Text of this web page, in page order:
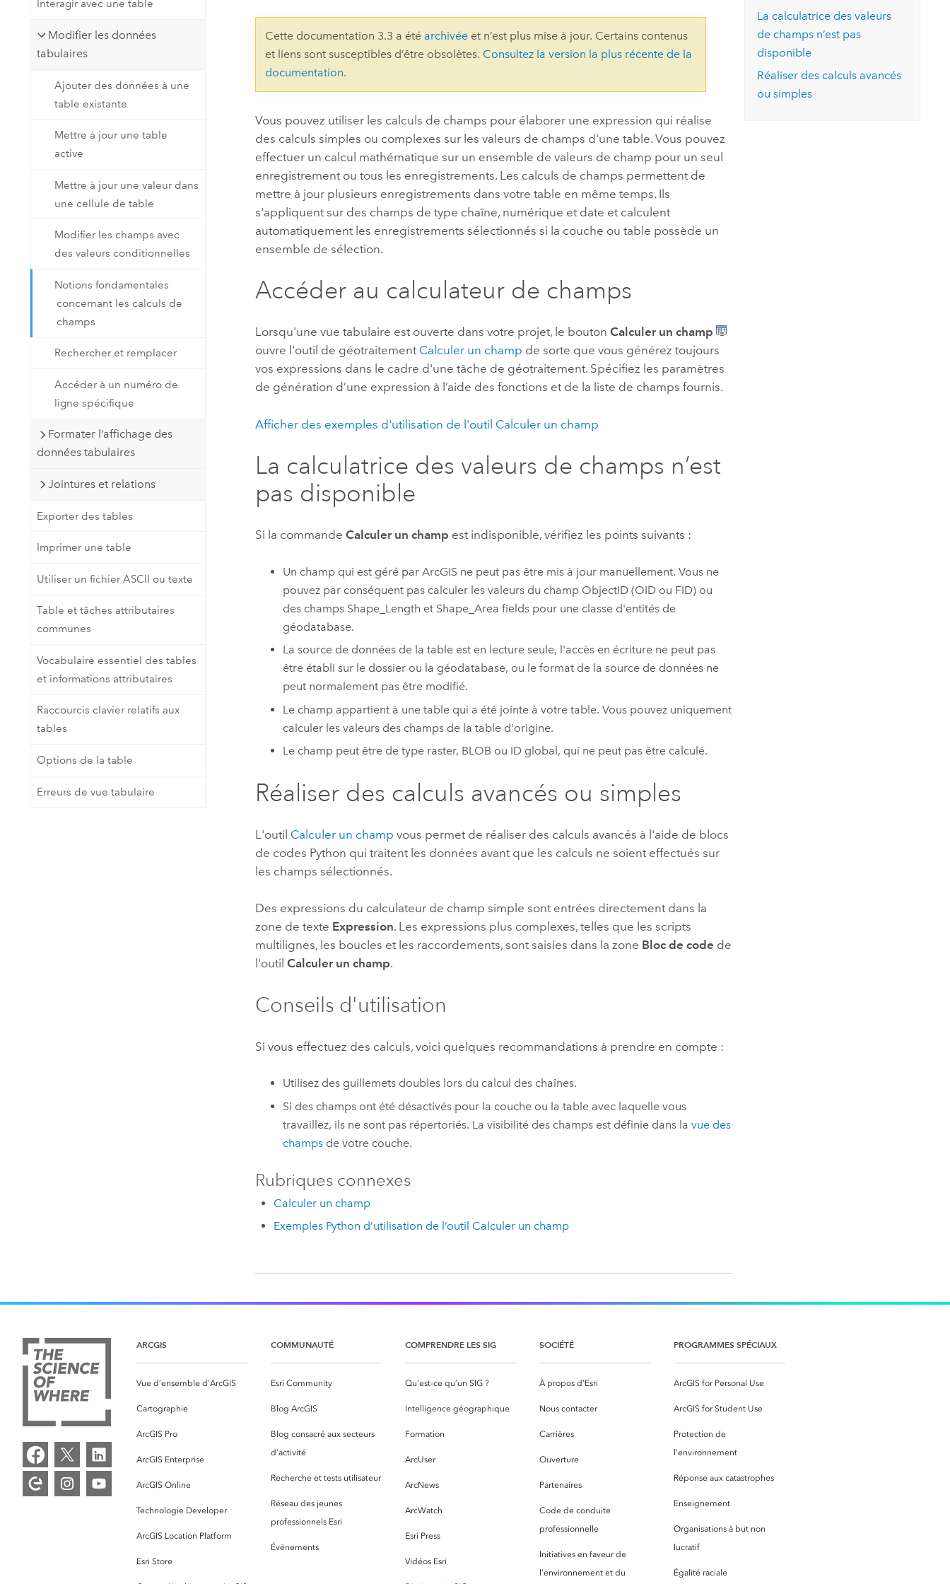
Créer des applications de
Tous les produits
Découvrir ArcGIS Pro
Explorer ce cours
professionnels et
technologiques
perspectives et
tendances de
l’univers
Tous les récits
Lire le récit
Interagir avec une table
Modifier les données
tabulaires
Ajouter des données à une
table existante
Mettre à jour une table
active
Mettre à jour une valeur dans
une cellule de table
Modifier les champs avec
des valeurs conditionnelles
Notions fondamentales
concernant les calculs de
champs
Rechercher et remplacer
Accéder à un numéro de
ligne spécifique
Formater l’affichage des
données tabulaires
Jointures et relations
Exporter des tables
Imprimer une table
Utiliser un fichier ASCII ou texte
Table et tâches attributaires
communes
Vocabulaire essentiel des tables
et informations attributaires
Raccourcis clavier relatifs aux
tables
Options de la table
Erreurs de vue tabulaire
Cette documentation 3.3 a été archivée et n’est plus mise à jour. Certains contenus
et liens sont susceptibles d’être obsolètes. Consultez la version la plus récente de la
documentation.
Vous pouvez utiliser les calculs de champs pour élaborer une expression qui réalise
des calculs simples ou complexes sur les valeurs de champs d'une table. Vous pouvez
effectuer un calcul mathématique sur un ensemble de valeurs de champ pour un seul
enregistrement ou tous les enregistrements. Les calculs de champs permettent de
mettre à jour plusieurs enregistrements dans votre table en même temps. Ils
s'appliquent sur des champs de type chaîne, numérique et date et calculent
automatiquement les enregistrements sélectionnés si la couche ou table possède un
ensemble de sélection.
Accéder au calculateur de champs
Lorsqu'une vue tabulaire est ouverte dans votre projet, le boutonCalculer un champ
ouvre l'outil de géotraitement Calculer un champ de sorte que vous générez toujours
vos expressions dans le cadre d'une tâche de géotraitement. Spécifiez les paramètres
de génération d’une expression à l’aide des fonctions et de la liste de champs fournis.
Afficher des exemples d'utilisation de l'outil Calculer un champ
La calculatrice des valeurs de champs n’est
pas disponible
Si la commandeCalculer un champ est indisponible, vérifiez les points suivants :
Un champ qui est géré par ArcGIS ne peut pas être mis à jour manuellement. Vous ne
pouvez par conséquent pas calculer les valeurs du champ ObjectID (OID ou FID) ou
des champs Shape_Length et Shape_Area fields pour une classe d'entités de
géodatabase.
La source de données de la table est en lecture seule, l'accès en écriture ne peut pas
être établi sur le dossier ou la géodatabase, ou le format de la source de données ne
peut normalement pas être modifié.
Le champ appartient à une table qui a été jointe à votre table. Vous pouvez uniquement
calculer les valeurs des champs de la table d'origine.
Le champ peut être de type raster, BLOB ou ID global, qui ne peut pas être calculé.
Réaliser des calculs avancés ou simples
L'outil Calculer un champ vous permet de réaliser des calculs avancés à l'aide de blocs
de codes Python qui traitent les données avant que les calculs ne soient effectués sur
les champs sélectionnés.
Des expressions du calculateur de champ simple sont entrées directement dans la
zone de texte Expression. Les expressions plus complexes, telles que les scripts
multilignes, les boucles et les raccordements, sont saisies dans la zone Bloc de code de
l'outilCalculer un champ.
Conseils d'utilisation
Si vous effectuez des calculs, voici quelques recommandations à prendre en compte :
Utilisez des guillemets doubles lors du calcul des chaînes.
Si des champs ont été désactivés pour la couche ou la table avec laquelle vous
travaillez, ils ne sont pas répertoriés. La visibilité des champs est définie dans la vue des
champsde votre couche.
Rubriques connexes
Calculer un champ
Exemples Python d’utilisation de l’outil Calculer un champ
La calculatrice des valeurs
de champs n’est pas
disponible
Réaliser des calculs avancés
ou simples
ARCGIS
Vue d’ensemble d’ArcGIS
Cartographie
ArcGIS Pro
ArcGIS Enterprise
ArcGIS Online
Technologie Developer
ArcGIS Location Platform
Esri Store
COMMUNAUTÉ
Esri Community
Blog ArcGIS
Blog consacré aux secteurs
d’activité
Recherche et tests utilisateur
Réseau des jeunes
professionnels Esri
Événements
COMPRENDRE LES SIG
Qu’est-ce qu’un SIG ?
Intelligence géographique
Formation
ArcUser
ArcNews
ArcWatch
Esri Press
Vidéos Esri
SOCIÉTÉ
À propos d’Esri
Nous contacter
Carrières
Ouverture
Partenaires
Code de conduite
professionnelle
Initiatives en faveur de
l’environnement et du
PROGRAMMES SPÉCIAUX
ArcGIS for Personal Use
ArcGIS for Student Use
Protection de
l’environnement
Réponse aux catastrophes
Enseignement
Organisations à but non
lucratif
Égalité raciale